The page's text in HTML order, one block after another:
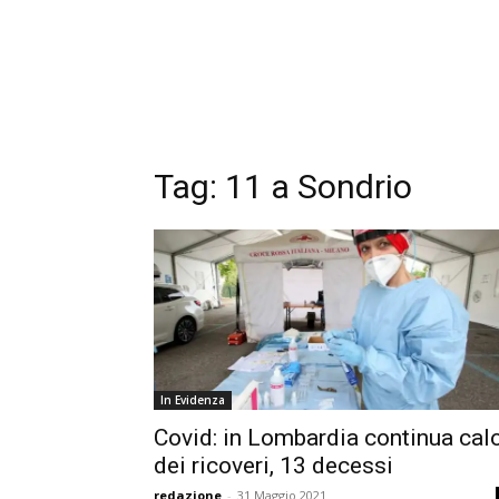
Tag: 11 a Sondrio
In Evidenza
Covid: in Lombardia continua
dei ricoveri, 13 decessi
redazione - 31 Maggio 2021